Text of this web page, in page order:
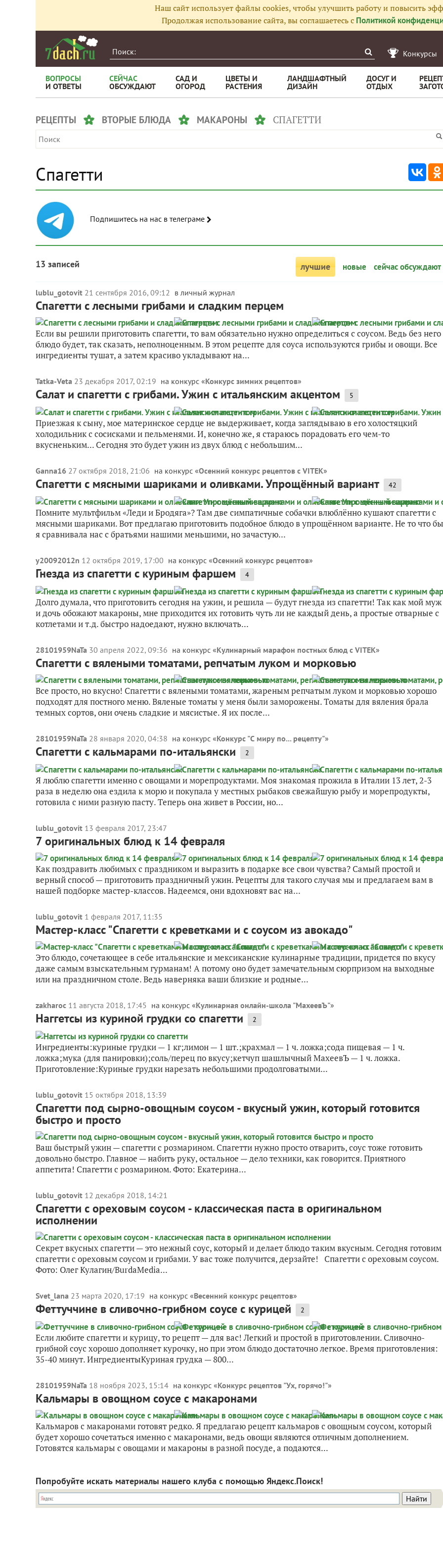
Наш сайт использует файлы cookies, чтобы улучшить работу и повысить
Продолжая использование сайта, вы соглашаетесь с Политикой
Конкурсы
ВОПРОСЫ
И ОТВЕТЫ
СЕЙЧАС
ОБСУЖДАЮТ
САД И
ОГОРОД
ЦВЕТЫ И
РАСТЕНИЯ
ЛАНДШАФТНЫЙ
ДИЗАЙН
ДОСУГ И
ОТДЫХ
РЕЦЕПТЫ ВТОРЫЕ БЛЮДА МАКАРОНЫ СПАГЕТТИ
Спагетти
Подпишитесь на нас в телеграме
13 записей лучшие новые сейчас обсуждают
lublu_gotovit 21 сентября 2016, 09:12 в личный журнал
Спагетти с лесными грибами и сладким перцем
Если вы решили приготовить спагетти, то вам обязательно нужно определиться с соусом. Ведь без него
блюдо будет, так сказать, неполноценным. В этом рецепте для соуса используются грибы и овощи. Все
ингредиенты тушат, а затем красиво укладывают на...
Tatka-Veta 23 декабря 2017, 02:19 на конкурс «Конкурс зимних рецептов»
Салат и спагетти с грибами. Ужин с итальянским акцентом 5
Приезжая к сыну, мое материнское сердце не выдерживает, когда заглядываю в его холостяцкий
холодильник с сосисками и пельменями. И, конечно же, я стараюсь порадовать его чем-то
вкусненьким... Сегодня это будет ужин из двух блюд с небольшим...
Ganna16 27 октября 2018, 21:06 на конкурс «Осенний конкурс рецептов с VITEK»
Спагетти с мясными шариками и оливками. Упрощённый вариант 42
Помните мультфильм «Леди и Бродяга»? Там две симпатичные собачки влюблённо кушают спагетти с
мясными шариками. Вот предлагаю приготовить подобное блюдо в упрощённом варианте. Не то что бы
я сравнивала нас с братьями нашими меньшими, но зачастую...
y20092012n 12 октября 2019, 17:00 на конкурс «Осенний конкурс рецептов»
Гнезда из спагетти с куриным фаршем 4
Долго думала, что приготовить сегодня на ужин, и решила — будут гнезда из спагетти! Так как мой муж
и дочь обожают макароны, мне приходится их готовить чуть ли не каждый день, а простые отварные с
котлетами и т.д. быстро надоедают, нужно включать...
28101959NaTa 30 апреля 2022, 09:36 на конкурс «Кулинарный марафон постных блюд с VITEK»
Спагетти с вялеными томатами, репчатым луком и морковью
Все просто, но вкусно! Спагетти с вялеными томатами, жареным репчатым луком и морковью хорошо
подходят для постного меню. Вяленые томаты у меня были заморожены. Томаты для вяления брала
темных сортов, они очень сладкие и мясистые. Я их после...
28101959NaTa 28 января 2020, 04:38 на конкурс «Конкурс "С миру по... рецепту"»
Спагетти с кальмарами по-итальянски 2
Я люблю спагетти именно с овощами и морепродуктами. Моя знакомая прожила в Италии 13 лет, 2-3
раза в неделю она ездила к морю и покупала у местных рыбаков свежайшую рыбу и морепродукты,
готовила с ними разную пасту. Теперь она живет в России, но...
lublu_gotovit 13 февраля 2017, 23:47
7 оригинальных блюд к 14 февраля
Как поздравить любимых с праздником и выразить в подарке все свои чувства? Самый простой и
верный способ — приготовить праздничный ужин. Рецепты для такого случая мы и предлагаем вам в
нашей подборке мастер-классов. Надеемся, они вдохновят вас на...
lublu_gotovit 1 февраля 2017, 11:35
Мастер-класс "Спагетти с креветками и с соусом из авокадо"
Это блюдо, сочетающее в себе итальянские и мексиканские кулинарные традиции, придется по вкусу
даже самым взыскательным гурманам! А потому оно будет замечательным сюрпризом на выходные
или на праздничном столе. Ведь наверняка ваши близкие и родные...
zakharoc 11 августа 2018, 17:45 на конкурс «Кулинарная онлайн-школа "МахеевЪ"»
Наггетсы из куриной грудки со спагетти 2
Ингредиенты:куриные грудки — 1 кг;лимон — 1 шт.;крахмал — 1 ч. ложка;сода пищевая — 1 ч.
ложка;мука (для панировки);соль/перец по вкусу;кетчуп шашлычный МахеевЪ — 1 ч. ложка.
Приготовление:Куриные грудки нарезать небольшими продолговатыми...
lublu_gotovit 15 октября 2018, 13:39
Спагетти под сырно-овощным соусом - вкусный ужин, который готовится
быстро и просто
Ваш быстрый ужин — спагетти с розмарином. Спагетти нужно просто отварить, соус тоже готовить
довольно быстро. Главное — набить руку, остальное — дело техники, как говорится. Приятного
аппетита! Спагетти с розмарином. Фото: Екатерина...
lublu_gotovit 12 декабря 2018, 14:21
Спагетти с ореховым соусом - классическая паста в оригинальном
исполнении
Секрет вкусных спагетти — это нежный соус, который и делает блюдо таким вкусным. Сегодня готовим
спагетти с ореховым соусом и грибами. У вас тоже получится, дерзайте! Спагетти с ореховым соусом.
Фото: Олег Кулагин/BurdaMedia...
Svet_lana 23 марта 2020, 17:19 на конкурс «Весенний конкурс рецептов»
Феттуччине в сливочно-грибном соусе с курицей 2
Если любите спагетти и курицу, то рецепт — для вас! Легкий и простой в приготовлении. Сливочно-
грибной соус хорошо дополняет курочку, но при этом блюдо достаточно легкое. Время приготовления:
35-40 минут. ИнгредиентыКуриная грудка — 800...
28101959NaTa 18 ноября 2023, 15:14 на конкурс «Конкурс рецептов "Ух, горячо!"»
Кальмары в овощном соусе с макаронами
Кальмаров с макаронами готовят редко. Я предлагаю рецепт кальмаров с овощным соусом, который
будет хорошо сочетаться именно с макаронами, ведь овощи являются отличным дополнением.
Готовятся кальмары с овощами и макароны в разной посуде, а подаются...
Попробуйте искать материалы нашего клуба с помощью Яндекс.Поиск!